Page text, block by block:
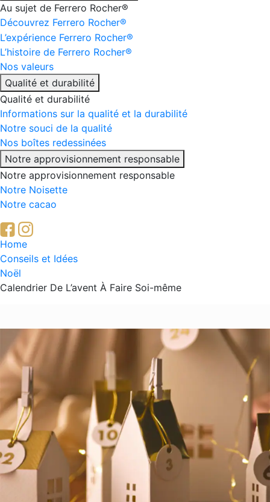
Au sujet de Ferrero Rocher®
Découvrez Ferrero Rocher®
L’expérience Ferrero Rocher®
L’histoire de Ferrero Rocher®
Nos valeurs
Qualité et durabilité
Qualité et durabilité
Informations sur la qualité et la durabilité
Notre souci de la qualité
Nos boîtes redessinées
Notre approvisionnement responsable
Notre approvisionnement responsable
Notre Noisette
Notre cacao
Breadcrumb
Home
Conseils et Idées
Noël
Calendrier De L’avent À Faire Soi-même